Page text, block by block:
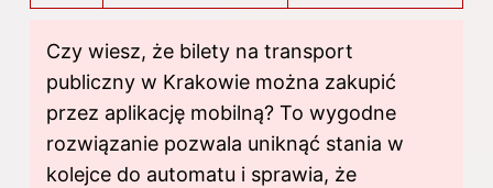
Czy wiesz, że bilety na transport
publiczny w Krakowie można zakupić
przez aplikację mobilną? To wygodne
rozwiązanie pozwala uniknąć stania w
kolejce do automatu i sprawia, że